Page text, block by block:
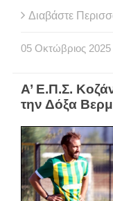
Διαβάστε
05 Οκτώβριος 2025
Α’ Ε.Π.Σ.
την Δόξα